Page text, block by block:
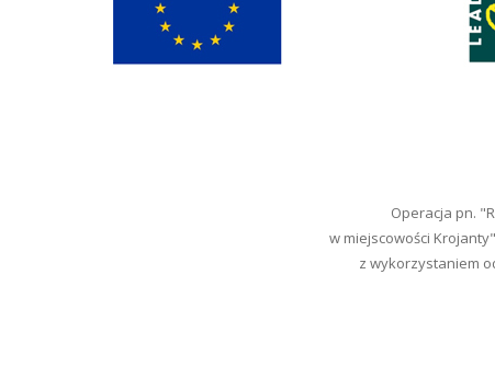
Operacja pn.
w miejscowości
z wykorzystaniem